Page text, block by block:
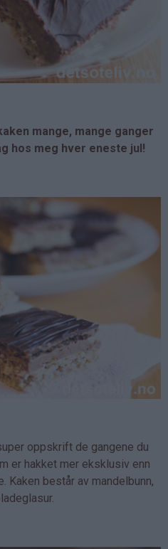
mange, mange ganger
hos meg hver eneste jul!
oppskrift de gangene du
er hakket mer eksklusiv enn
Kaken består av mandelbunn,